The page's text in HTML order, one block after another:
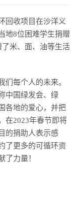
回收项目在沙洋义
地8位困难学生捐赠
了米、面、油等生活
们每个人的未来。
中国绿发会、绿
各地的爱心，并把
在2023年春节即将
的捐助人表示感
了更多的可循环资
了力量！